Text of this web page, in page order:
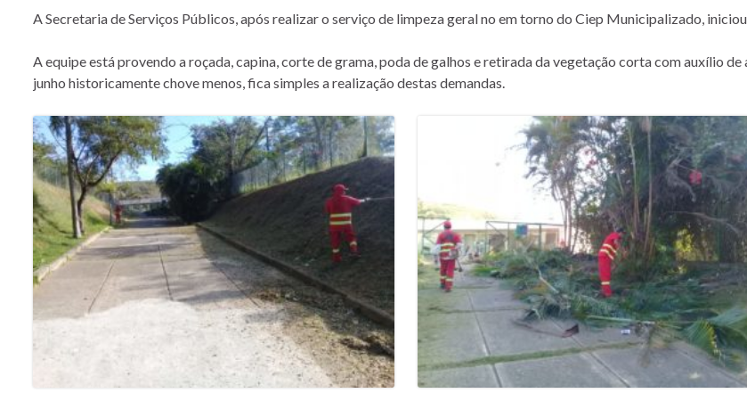
A Secretaria de Serviços Públicos, após realizar o serviço de limpeza geral no em torno do Ciep Municipalizado,
A equipe está provendo a roçada, capina, corte de grama, poda de galhos e retirada da vegetação corta com auxílio
junho historicamente chove menos, fica simples a realização destas demandas.